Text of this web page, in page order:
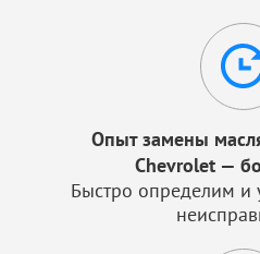
Опыт замены
Chevrolet —
Быстро определим и